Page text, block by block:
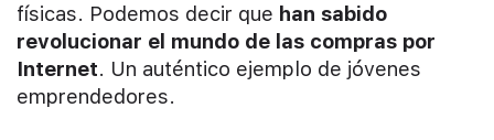
físicas. Podemos decir que han sabido
revolucionar el mundo de las compras por
Internet. Un auténtico ejemplo de jóvenes
emprendedores.